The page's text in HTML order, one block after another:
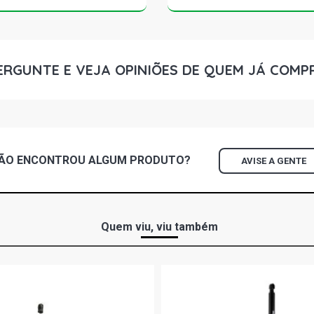
E VEJA OPINIÕES DE QUEM JÁ
ENCONTROU ALGUM PRODUTO? AVISE A GENTE
Quem viu, viu também